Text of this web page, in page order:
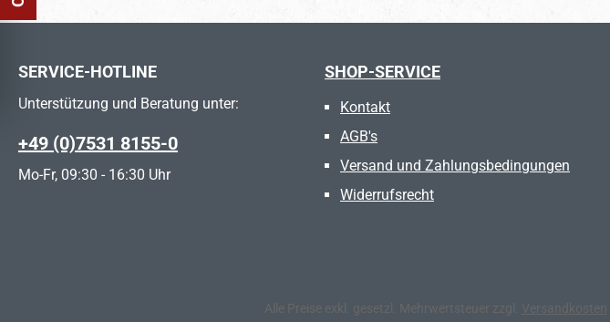
SERVICE-HOTLINE
Unterstützung und Beratung unter:
+49 (0)7531 8155-0
Mo-Fr, 09:30 - 16:30 Uhr
SHOP-SERVICE
Kontakt
AGB's
Versand und Zahlungsbedingungen
Widerrufsrecht
Alle Preise exkl. gesetzl. Mehrwertsteuer zzgl. Versandkosten